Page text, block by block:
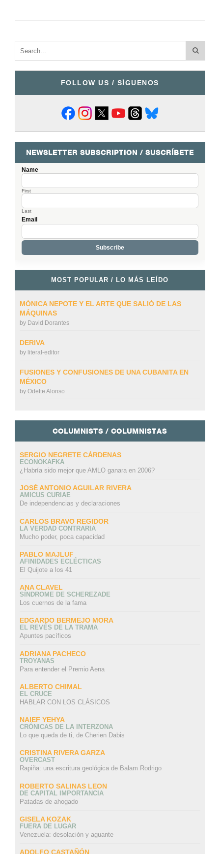
FOLLOW US / SÍGUENOS
NEWSLETTER SUBSCRIPTION / SUSCRÍBETE
Name
First
Last
Email
MOST POPULAR / LO MÁS LEÍDO
MÓNICA NEPOTE Y EL ARTE QUE SALIÓ DE LAS
MÁQUINAS
by David Dorantes
DERIVA
by literal-editor
FUSIONES Y CONFUSIONES DE UNA CUBANITA EN
MÉXICO
by Odette Alonso
COLUMNISTS / COLUMNISTAS
SERGIO NEGRETE CÁRDENAS
ECONOKAFKA
¿Habría sido mejor que AMLO ganara en 2006?
JOSÉ ANTONIO AGUILAR RIVERA
AMICUS CURIAE
De independencias y declaraciones
CARLOS BRAVO REGIDOR
LA VERDAD CONTRARIA
Mucho poder, poca capacidad
PABLO MAJLUF
AFINIDADES ECLÉCTICAS
El Quijote a los 41
ANA CLAVEL
SÍNDROME DE SCHEREZADE
Los cuernos de la fama
EDGARDO BERMEJO MORA
EL REVÉS DE LA TRAMA
Apuntes pacíficos
ADRIANA PACHECO
TROYANAS
Para entender el Premio Aena
ALBERTO CHIMAL
EL CRUCE
HABLAR CON LOS CLÁSICOS
NAIEF YEHYA
CRÓNICAS DE LA INTERZONA
Lo que queda de ti, de Cherien Dabis
CRISTINA RIVERA GARZA
OVERCAST
Rapiña: una escritura geológica de Balam Rodrigo
ROBERTO SALINAS LEON
DE CAPITAL IMPORTANCIA
Patadas de ahogado
GISELA KOZAK
FUERA DE LUGAR
Venezuela: desolación y aguante
ADOLFO CASTAÑÓN